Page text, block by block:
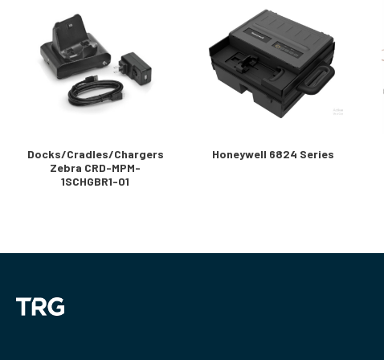
Docks/Cradles/Chargers
Zebra CRD-MPM-
1SCHGBR1-01
Honeywell 6824 Series